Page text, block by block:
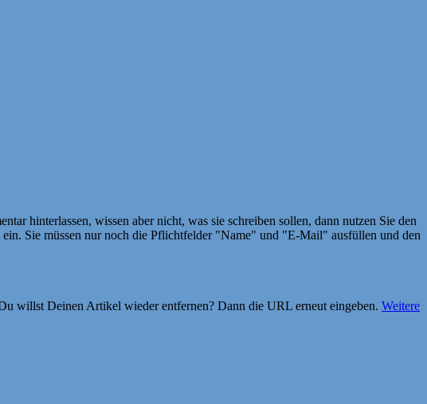
hinterlassen, wissen aber nicht, was sie schreiben sollen, dann nutzen Sie den
Sie müssen nur noch die Pflichtfelder "Name" und "E-Mail" ausfüllen und den
willst Deinen Artikel wieder entfernen? Dann die URL erneut eingeben. Weitere